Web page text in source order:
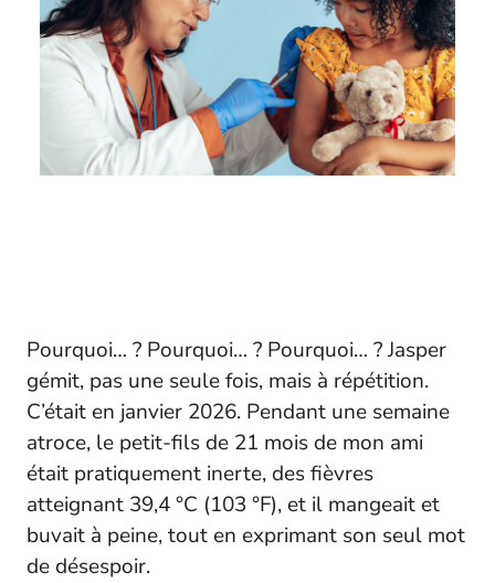
Pourquoi… ? Pourquoi… ? Pourquoi… ?Jasper
gémit, pas une seule fois, mais à répétition.
C’était en janvier 2026. Pendant une semaine
atroce, le petit-fils de 21 mois de mon ami
était pratiquement inerte, des fièvres
atteignant 39,4 °C (103 °F), et il mangeait et
buvait à peine, tout en exprimant son seul mot
de désespoir.